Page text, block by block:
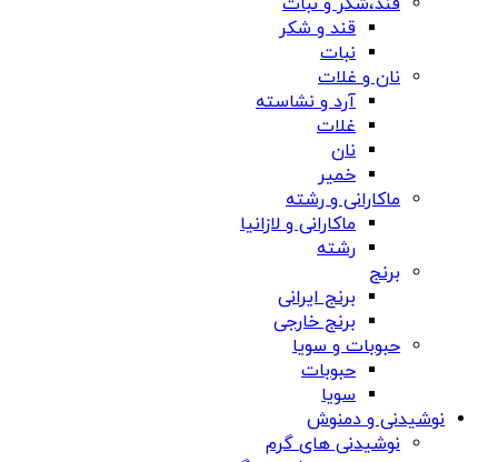
قند و شکر
نبات
نان و غلات
آرد و نشاسته
غلات
نان
خمیر
ماکارانی و رشته
ماکارانی و لازانیا
رشته
برنج
برنج ایرانی
برنج خارجی
حبوبات و سویا
حبوبات
سویا
نوشیدنی و دمنوش
نوشیدنی های گرم